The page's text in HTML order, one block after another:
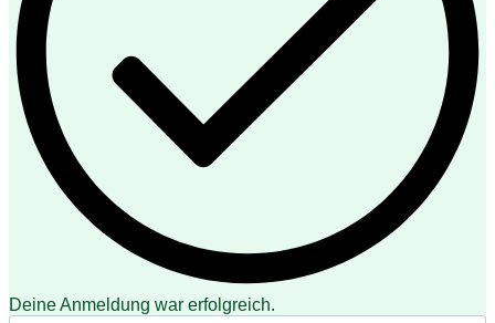
Deine Anmeldung war erfolgreich.